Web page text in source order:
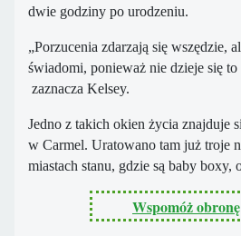
dwie godziny po urodzeniu.
„Porzucenia zdarzają się wszędzie,
świadomi, ponieważ nie dzieje się
zaznacza Kelsey.
Jedno z takich okien życia znajduje
w Carmel. Uratowano tam już troje
miastach stanu, gdzie są baby boxy,
Wspomóż